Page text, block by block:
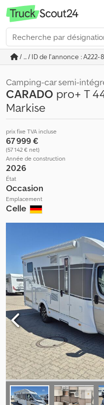
/ ... / ID de l'annonce : A222-
Camping-car semi-
CARADO pro+ T
Markise
prix fixe TVA incluse
67 999 €
(57 142 € net)
Année de construction
2026
État
Occasion
Emplacement
Celle